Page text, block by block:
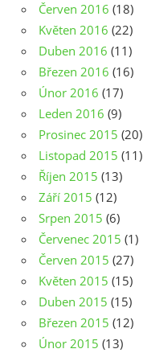
Červen 2016 (18)
Květen 2016 (22)
Duben 2016 (11)
Březen 2016 (16)
Únor 2016 (17)
Leden 2016 (9)
Prosinec 2015 (20)
Listopad 2015 (11)
Říjen 2015 (13)
Září 2015 (12)
Srpen 2015 (6)
Červenec 2015 (1)
Červen 2015 (27)
Květen 2015 (15)
Duben 2015 (15)
Březen 2015 (12)
Únor 2015 (13)